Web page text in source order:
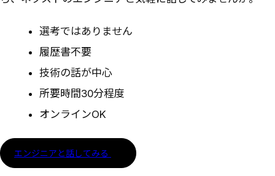
選考ではありません
履歴書不要
技術の話が中心
所要時間30分程度
オンラインOK
エンジニアと話してみる